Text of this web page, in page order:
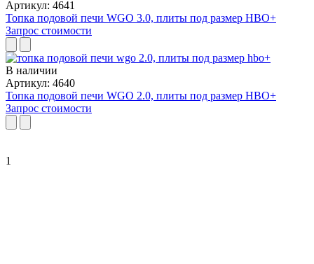
Артикул: 4641
Топка подовой печи WGO 3.0, плиты под размер HBO+
Запрос стоимости
В наличии
Артикул: 4640
Топка подовой печи WGO 2.0, плиты под размер HBO+
Запрос стоимости
1